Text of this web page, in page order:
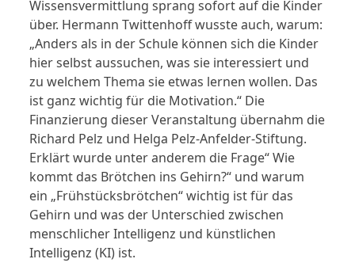
Wissensvermittlung sprang sofort auf die Kinder
über. Hermann Twittenhoff wusste auch, warum:
„Anders als in der Schule können sich die Kinder
hier selbst aussuchen, was sie interessiert und
zu welchem Thema sie etwas lernen wollen. Das
ist ganz wichtig für die Motivation.“ Die
Finanzierung dieser Veranstaltung übernahm die
Richard Pelz und Helga Pelz-Anfelder-Stiftung.
Erklärt wurde unter anderem die Frage“ Wie
kommt das Brötchen ins Gehirn?“ und warum
ein „Frühstücksbrötchen“ wichtig ist für das
Gehirn und was der Unterschied zwischen
menschlicher Intelligenz und künstlichen
Intelligenz (KI) ist.